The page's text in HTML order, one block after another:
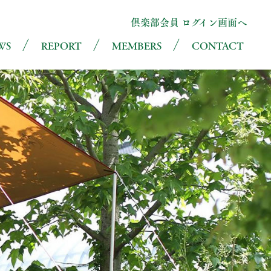
倶楽部会員 ログイン画面へ
REPORT MEMBERS CONTACT